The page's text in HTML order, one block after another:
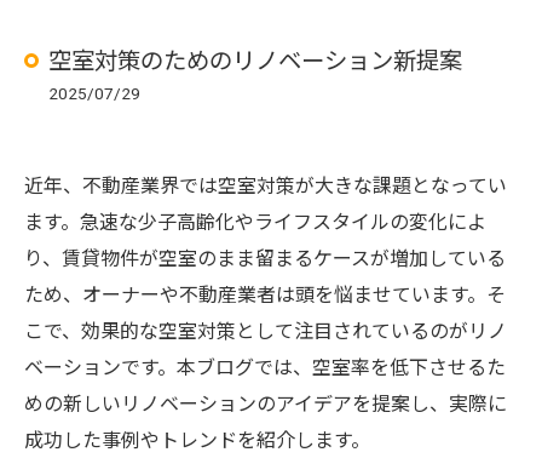
空室対策のためのリノベーション新提案
2025/07/29
近年、不動産業界では空室対策が大きな課題となってい
ます。急速な少子高齢化やライフスタイルの変化によ
り、賃貸物件が空室のまま留まるケースが増加している
ため、オーナーや不動産業者は頭を悩ませています。そ
こで、効果的な空室対策として注目されているのがリノ
ベーションです。本ブログでは、空室率を低下させるた
めの新しいリノベーションのアイデアを提案し、実際に
成功した事例やトレンドを紹介します。